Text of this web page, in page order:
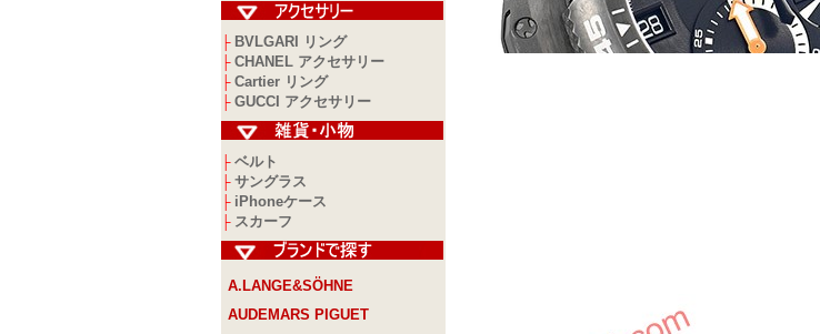
├ BVLGARI リング
├ CHANEL アクセサリー
├ Cartier リング
├ GUCCI アクセサリー
├ ベルト
├ サングラス
├ iPhoneケース
├ スカーフ
A.LANGE&SÖHNE
AUDEMARS PIGUET